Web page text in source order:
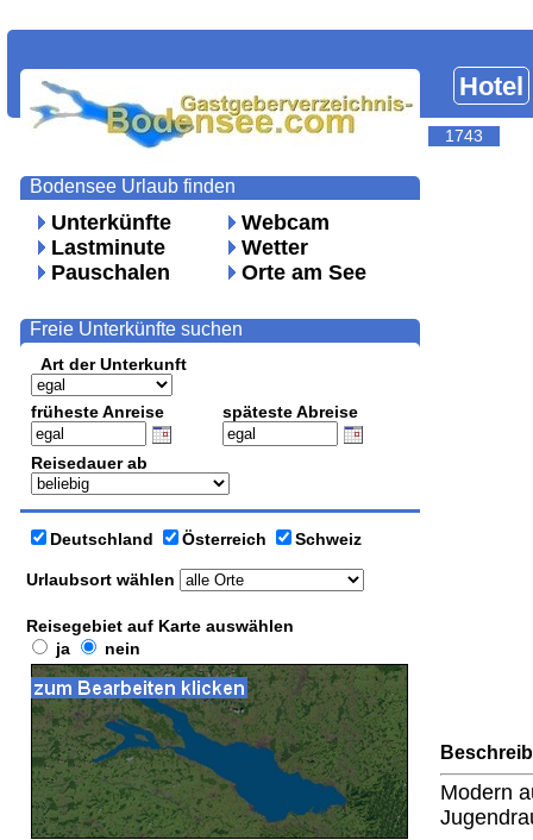
Unterkünfte
Lastminute
Pauschalen
Webcam
Wetter
Orte am See
Bodensee Urlaub finden
Art der Unterkunft
früheste Anreise späteste Abreise
Reisedauer ab
Urlaubsort wählen
Deutschland Österreich Schweiz
Reisegebiet auf Karte auswählen
ja
nein
Freie Unterkünfte suchen
Hotel
1743
Modern